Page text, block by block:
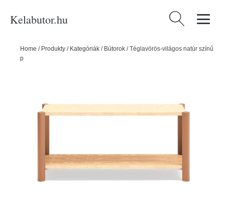
Kelabutor.hu Keresés:
Home / Produkty / Kategóriák / Bútorok /Téglavörös-világos natúr színű
polcos állvány tölgyfa dekorral 126x59x43 cm Bona – Teulat